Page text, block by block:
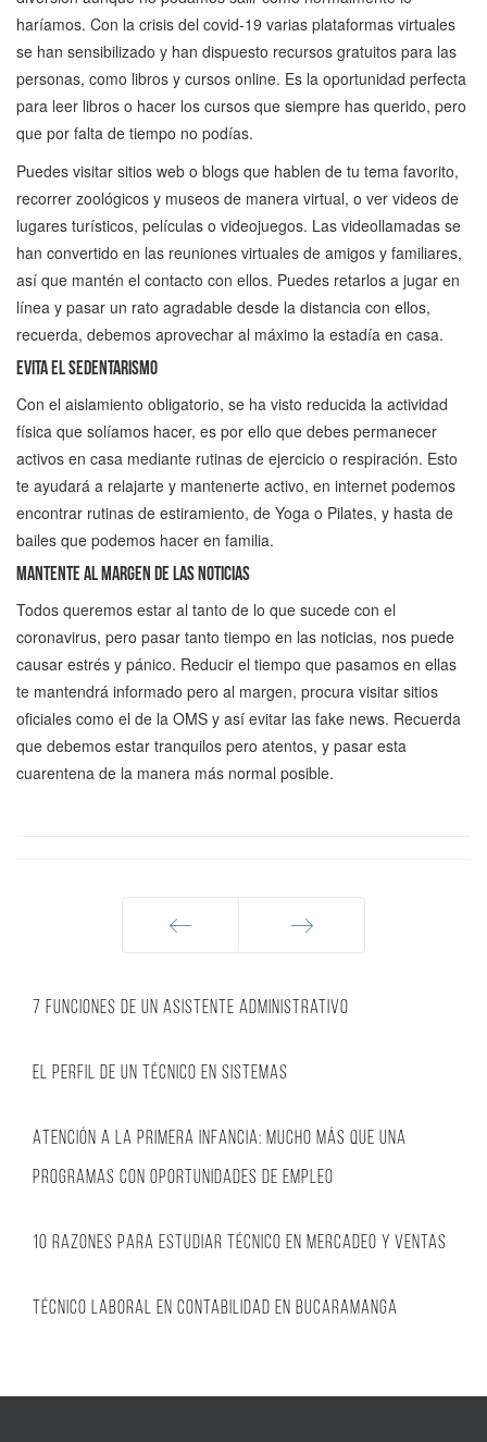
haríamos. Con la crisis del covid-19 varias plataformas virtuales
se han sensibilizado y han dispuesto recursos gratuitos para las
personas, como libros y cursos online. Es la oportunidad perfecta
para leer libros o hacer los cursos que siempre has querido, pero
que por falta de tiempo no podías.
Puedes visitar sitios web o blogs que hablen de tu tema favorito,
recorrer zoológicos y museos de manera virtual, o ver videos de
lugares turísticos, películas o videojuegos. Las videollamadas se
han convertido en las reuniones virtuales de amigos y familiares,
así que mantén el contacto con ellos. Puedes retarlos a jugar en
línea y pasar un rato agradable desde la distancia con ellos,
recuerda, debemos aprovechar al máximo la estadía en casa.
Evita el sedentarismo
Con el aislamiento obligatorio, se ha visto reducida la actividad
física que solíamos hacer, es por ello que debes permanecer
activos en casa mediante rutinas de ejercicio o respiración. Esto
te ayudará a relajarte y mantenerte activo, en internet podemos
encontrar rutinas de estiramiento, de Yoga o Pilates, y hasta de
bailes que podemos hacer en familia.
Mantente al margen de las noticias
Todos queremos estar al tanto de lo que sucede con el
coronavirus, pero pasar tanto tiempo en las noticias, nos puede
causar estrés y pánico. Reducir el tiempo que pasamos en ellas
te mantendrá informado pero al margen, procura visitar sitios
oficiales como el de la OMS y así evitar las fake news. Recuerda
que debemos estar tranquilos pero atentos, y pasar esta
cuarentena de la manera más normal posible.
7 funciones de un Asistente Administrativo
El perfil de un Técnico en Sistemas
Atención a la primera infancia: Mucho más que una
programas con oportunidades de empleo
10 razones para estudiar técnico en mercadeo y ventas
Técnico Laboral en Contabilidad en Bucaramanga